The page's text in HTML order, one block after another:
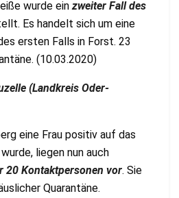
wurde ein zweiter Fall des
Es handelt sich um eine
ersten Falls in Forst. 23
(10.03.2020)
(Landkreis Oder-
eine Frau positiv auf das
liegen nun auch
20 Kontaktpersonen vor. Sie
Quarantäne.